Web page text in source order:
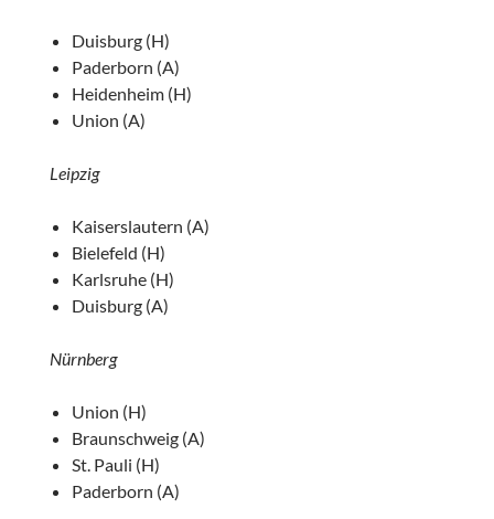
Duisburg (H)
Paderborn (A)
Heidenheim (H)
Union (A)
Leipzig
Kaiserslautern (A)
Bielefeld (H)
Karlsruhe (H)
Duisburg (A)
Nürnberg
Union (H)
Braunschweig (A)
St. Pauli (H)
Paderborn (A)